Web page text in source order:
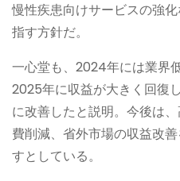
慢性疾患向けサービスの強
指す方針だ。
一心堂も、2024年には業界
2025年に収益が大きく回復
に改善したと説明。今後は
費削減、省外市場の収益改
すとしている。